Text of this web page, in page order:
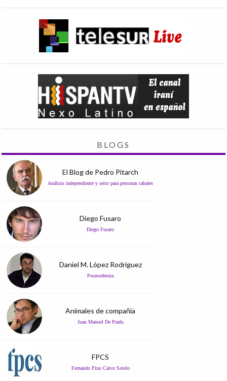
BLOGS
El Blog de Pedro Pitarch
Análisis independiente y serio para personas cabales
Diego Fusaro
Diego Fusaro
Daniel M. López Rodríguez
Posmodernia
Animales de compañía
Juan Manuel De Prada
FPCS
Fernando Pino Calvo Sotelo